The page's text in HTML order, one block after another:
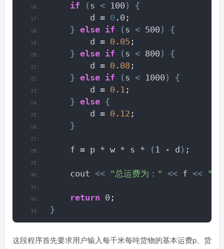
if (s < 100 )
{
        d =
0 .0;
} else if (s < 500 )
{
        d =
0.05 ;
} else if (s < 800 )
{
        d =
0.08 ;
} else if (s < 1000 )
{
        d =
0.1 ;
} else {
        d =
0.12 ;
}
    f = p * w * s *
( 1 - d ) ;
    cout
<< "总运费为：" << f << "
return 0;
}
这段程序首先要求用户输入每千米每吨货物的基本运费p、货